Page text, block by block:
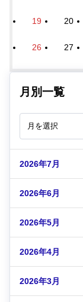
19 20
26 27
月別一覧
2026年7月
2026年6月
2026年5月
2026年4月
2026年3月